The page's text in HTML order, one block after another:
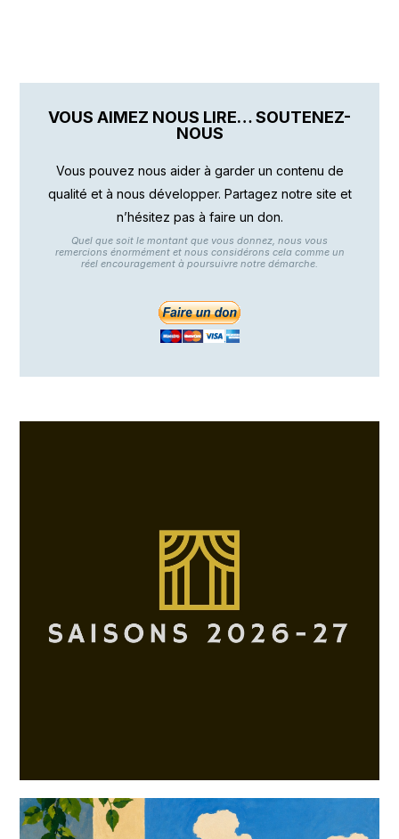
VOUS AIMEZ NOUS LIRE… SOUTENEZ-
NOUS
Vous pouvez nous aider à garder un contenu de
qualité et à nous développer. Partagez notre site et
n’hésitez pas à faire un don.
Quel que soit le montant que vous donnez, nous vous
remercions énormément et nous considérons cela comme un
réel encouragement à poursuivre notre démarche.